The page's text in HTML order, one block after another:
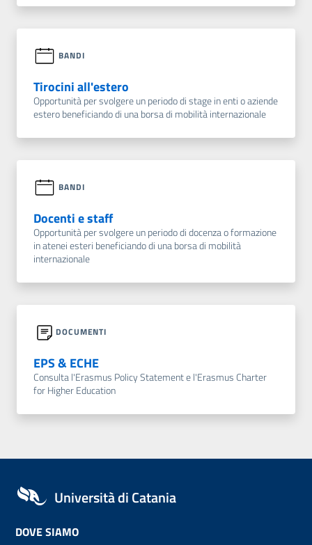
BANDI
Tirocini all'estero
Opportunità per svolgere un periodo di stage in enti o aziende
estero beneficiando di una borsa di mobilità internazionale
BANDI
Docenti e staff
Opportunità per svolgere un periodo di docenza o formazione
in atenei esteri beneficiando di una borsa di mobilità
internazionale
DOCUMENTI
EPS & ECHE
Consulta l'Erasmus Policy Statement e l'Erasmus Charter
for Higher Education
Università di Catania
DOVE SIAMO